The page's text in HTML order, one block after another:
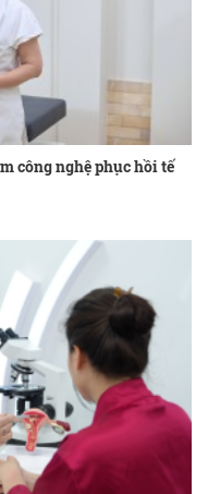
công nghệ phục hồi tế